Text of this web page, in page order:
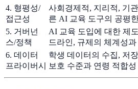
4. 형평성/
접근성
사회경제적, 지리적, 기
른 AI 교육 도구의 공평
5. 거버넌
스/정책
AI 교육 도입에 대한 제
드라인, 규제의 체계성과
6. 데이터
프라이버시
학생 데이터의 수집, 저
보호 수준과 연령 적합성